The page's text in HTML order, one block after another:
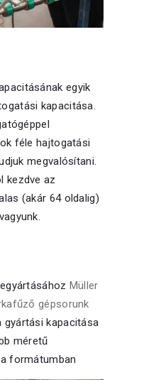
egyik
kapacitása.
féle hajtogatási
megvalósítani.
kezdve az
(akár 64 oldalig)
Müller
gépsorunk
gyártási kapacitása
méretű
formátumban